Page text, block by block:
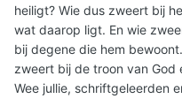
heiligt? Wie dus zweert bij
wat daarop ligt. En wie
bij degene die hem
zweert bij de troon van God
Wee jullie, schriftgeleerden